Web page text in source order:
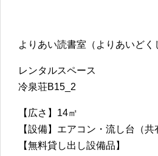
よりあい読書室（よりあいどく
レンタルスペース
冷泉荘B15_2
【広さ】14㎡
【設備】エアコン・流し台（
【無料貸し出し設備品】